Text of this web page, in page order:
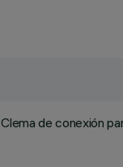
Clema de conexión